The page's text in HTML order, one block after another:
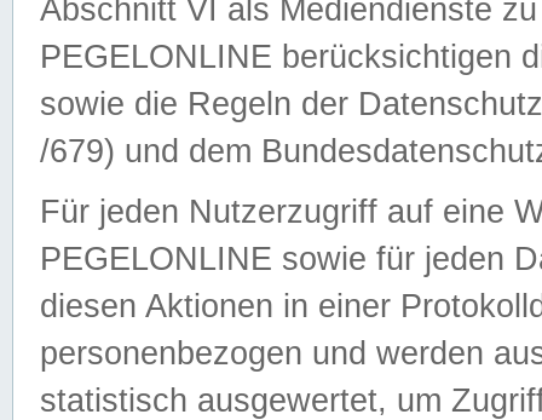
Abschnitt VI als Mediendienste
PEGELONLINE berücksichtigen
sowie die Regeln der
/679) und dem
Für jeden Nutzerzugriff auf eine
PEGELONLINE sowie für jeden
diesen Aktionen in einer
personenbezogen und werden
statistisch ausgewertet, um